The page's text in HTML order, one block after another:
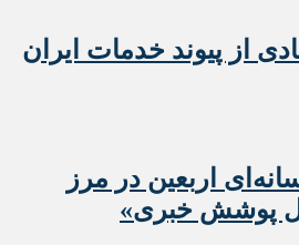
از پیوند خدمات ایران
اربعین در مرز
پوشش خبری»